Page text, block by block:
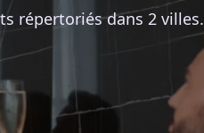
répertoriés dans 2 villes.